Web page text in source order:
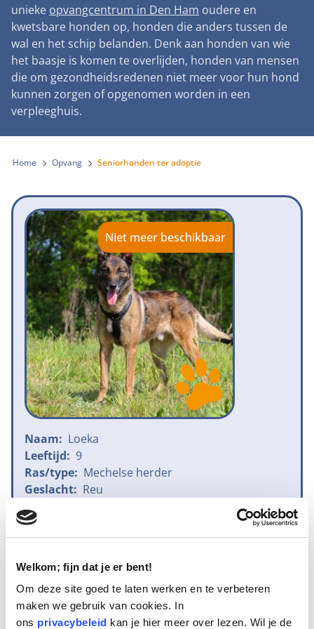
Welkom; fijn dat je er bent!
Om deze site goed te laten werken en te verbeteren
maken we gebruik van cookies. In
ons privacybeleid kan je hier meer over lezen. Wil je de
Landelijke registratie bijtincidenten
Verantwoord fokbeleid
Landelijk vuurwerkverbod
Verplichte pre-aanschaf cursus
Gemeentelijk meldpunt bijtincidenten
Bescherming tegen grasaren
Lezingen
Symposium Gemeentelijk Dierenbeleid
Teken onze petitie
Steun als bedrijf
Adopteer een seniorhond
Sponsor een seniorhond
Steun als vrijwilliger
Honden voor Honden Loop
Vraag een donatiebox aan
Wat wij doen
Onze organisatie
Samenwerking
Jaarverslag
Vacatures
Donateursmagazine Hond
Onze successen voor honden
Contactgegevens
Pers
Nieuws
Nieuwsbrief
Incassodata
Zoeken
unieke opvangcentrum in Den Ham oudere en
kwetsbare honden op, honden die anders tussen de
wal en het schip belanden. Denk aan honden van wie
het baasje is komen te overlijden, honden van mensen
die om gezondheidsredenen niet meer voor hun hond
kunnen zorgen of opgenomen worden in een
verpleeghuis.
Home Opvang Seniorhonden ter adoptie
Niet meer beschikbaar
Naam: Loeka
Leeftijd: 9
Ras/type: Mechelse herder
Geslacht: Reu
Reden opvang:
Hoeveel dagen te gast geweest:
55 dagen
Geplaatst
Loeka is een 9 jaar oude ongecastreerde Mechelse